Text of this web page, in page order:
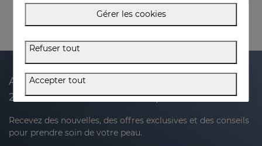
Abonnez-vous à notre newsletter et recevez
20 % de réduction sur votre prochain achat
Recevez des nouvelles, des offres exclusives et des conseils
pour prendre soin de votre peau.
Gérer les cookies
Refuser tout
Accepter tout